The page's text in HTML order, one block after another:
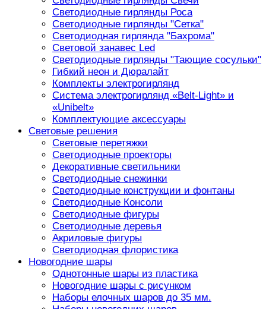
Светодиодные гирлянды Роса
Светодиодные гирлянды "Сетка"
Светодиодная гирлянда "Бахрома"
Световой занавес Led
Светодиодные гирлянды "Тающие сосульки"
Гибкий неон и Дюралайт
Комплекты электрогирлянд
Система электрогирлянд «Belt-Light» и
«Unibelt»
Комплектующие аксессуары
Световые решения
Световые перетяжки
Светодиодные проекторы
Декоративные светильники
Светодиодные снежинки
Светодиодные конструкции и фонтаны
Светодиодные Консоли
Светодиодные фигуры
Светодиодные деревья
Акриловые фигуры
Светодиодная флористика
Новогодние шары
Однотонные шары из пластика
Новогодние шары с рисунком
Наборы елочных шаров до 35 мм.